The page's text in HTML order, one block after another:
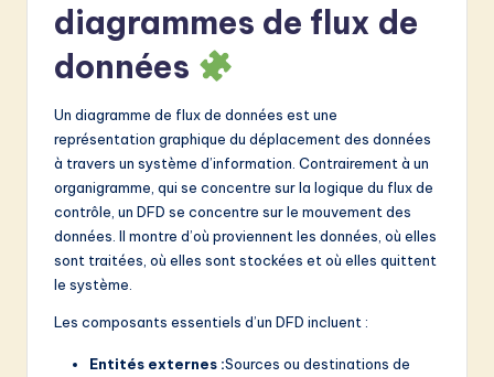
ti
o
diagrammes de flux de
données
Un diagramme de flux de données est une
représentation graphique du déplacement des données
à travers un système d’information. Contrairement à un
organigramme, qui se concentre sur la logique du flux de
contrôle, un DFD se concentre sur le mouvement des
données. Il montre d’où proviennent les données, où elles
sont traitées, où elles sont stockées et où elles quittent
le système.
Les composants essentiels d’un DFD incluent :
Entités externes :Sources ou destinations de